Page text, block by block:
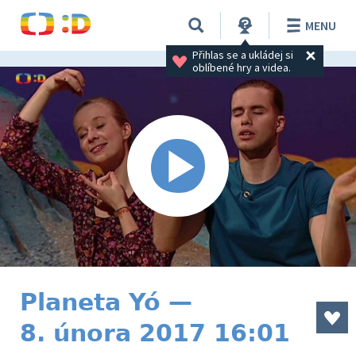
Přihlas se a ukládej si
oblíbené hry a videa.
MENU
Planeta Yó —
8. února 2017 16:01